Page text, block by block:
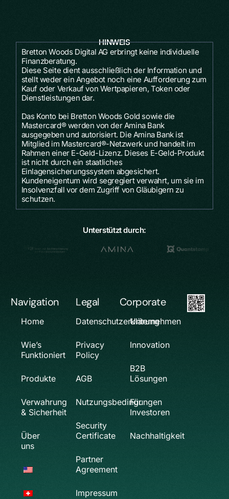
HINWEIS
Bretton Woods Digital AG erbringt keine individuelle
Finanzberatung.
Diese Seite dient ausschließlich der Information und
stellt weder ein Angebot noch eine Aufforderung zum
Kauf oder Verkauf von Wertpapieren, Token oder
Dienstleistungen dar.
Das Konto bei Bretton Woods Gold sowie die
Mastercard® werden von der Amina Bank
ausgegeben und autorisiert. Die Amina Bank ist
Mitglied im Mastercard®-Netzwerk und handelt im
Rahmen einer E-Geld-Lizenz. Dieses E-Geld-Produkt
ist nicht durch ein staatliches
Einlagensicherungssystem abgesichert.
Kundeneigentum wird segregiert verwahrt, um sie im
Insolvenzfall vor dem Zugriff von Gläubigern zu
schutzen.
Unterstütztdurch:
Navigation
Home
Wie’s
Funktioniert
Produkte
Verwahrung
& Sicherheit
Über
uns
Legal
Datenschutzerklärung
Privacy
Policy
AGB
Nutzungsbedingungen
Security
Certificate
Partner
Agreement
Impressum
Corporate
Unternehmen
Innovation
B2B
Lösungen
Für
Investoren
Nachhaltigkeit